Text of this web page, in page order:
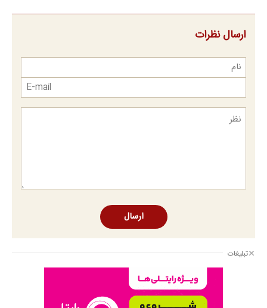
ارسال نظرات
ارسال
تبلیغات